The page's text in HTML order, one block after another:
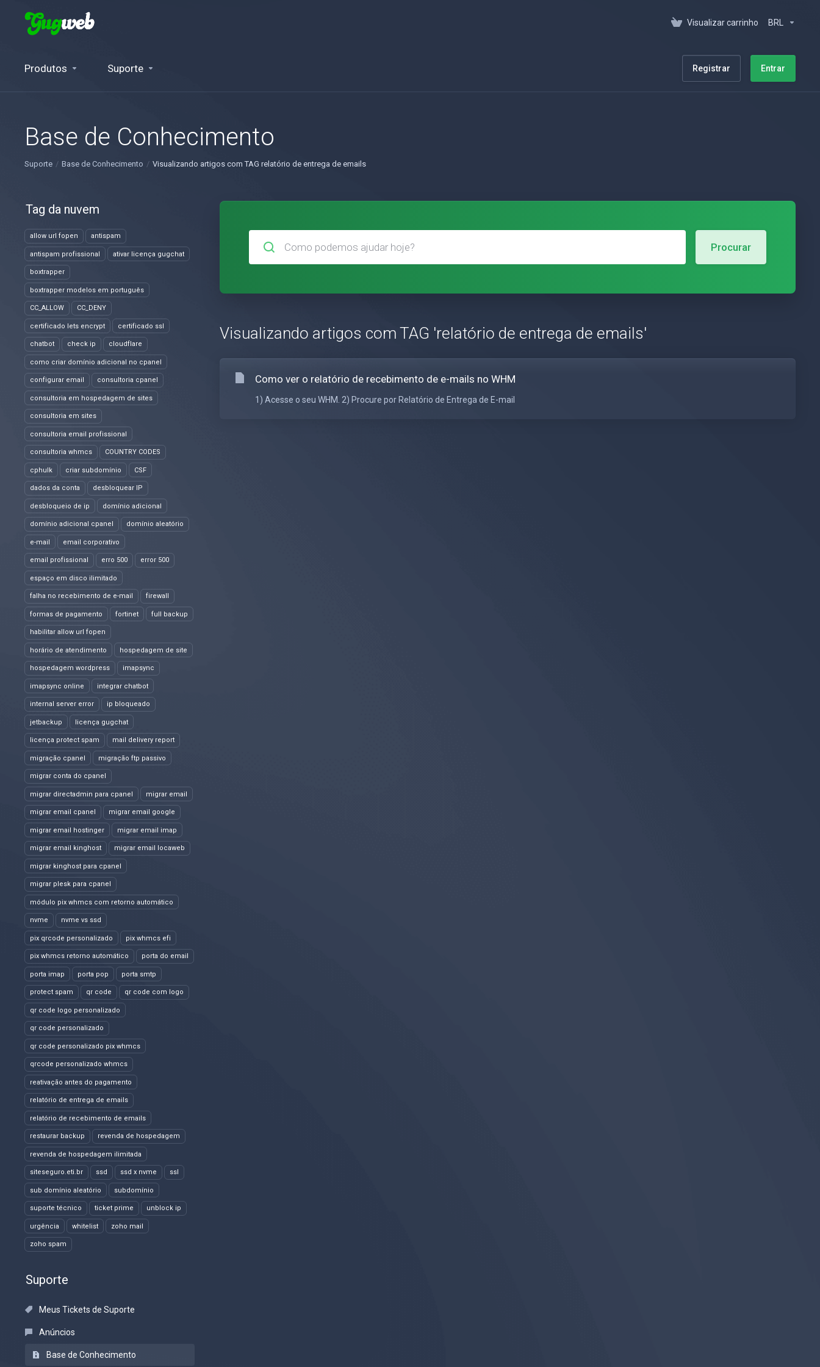
Visualizar carrinho BRL
Produtos Suporte Registrar Entrar
Base de Conhecimento
Suporte Base de Conhecimento Visualizando artigos com TAG relatório de entrega de emails
Tag da nuvem
allow url fopen antispam
antispam profissional ativar licença gugchat
boxtrapper
boxtrapper modelos em português
CC_ALLOW CC_DENY
certificado lets encrypt certificado ssl
chatbot check ip cloudflare
como criar domínio adicional no cpanel
configurar email consultoria cpanel
consultoria em hospedagem de sites
consultoria em sites
consultoria email profissional
consultoria whmcs COUNTRY CODES
cphulk criar subdomínio CSF
dados da conta desbloquear IP
desbloqueio de ip domínio adicional
domínio adicional cpanel domínio aleatório
e-mail email corporativo
email profissional erro 500 error 500
espaço em disco ilimitado
falha no recebimento de e-mail firewall
formas de pagamento fortinet full backup
habilitar allow url fopen
horário de atendimento hospedagem de site
hospedagem wordpress imapsync
imapsync online integrar chatbot
internal server error ip bloqueado
jetbackup licença gugchat
licença protect spam mail delivery report
migração cpanel migração ftp passivo
migrar conta do cpanel
migrar directadmin para cpanel migrar email
migrar email cpanel migrar email google
migrar email hostinger migrar email imap
migrar email kinghost migrar email locaweb
migrar kinghost para cpanel
migrar plesk para cpanel
módulo pix whmcs com retorno automático
nvme nvme vs ssd
pix qrcode personalizado pix whmcs efi
pix whmcs retorno automático porta do email
porta imap porta pop porta smtp
protect spam qr code qr code com logo
qr code logo personalizado
qr code personalizado
qr code personalizado pix whmcs
qrcode personalizado whmcs
reativação antes do pagamento
relatório de entrega de emails
relatório de recebimento de emails
restaurar backup revenda de hospedagem
revenda de hospedagem ilimitada
siteseguro.eti.br ssd ssd x nvme ssl
sub domínio aleatório subdomínio
suporte técnico ticket prime unblock ip
urgência whitelist zoho mail
zoho spam
Suporte
Meus Tickets de Suporte
Anúncios
Base de Conhecimento
Procurar
Visualizando artigos com TAG 'relatório de entrega de emails'
Como ver o relatório de recebimento de e-mails no WHM
1) Acesse o seu WHM. 2) Procure por Relatório de Entrega de E-mail